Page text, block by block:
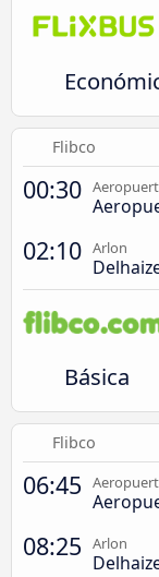
Flibco
00:30
02:10 Arlon
Básica
Flibco
06:45
08:25 Arlon